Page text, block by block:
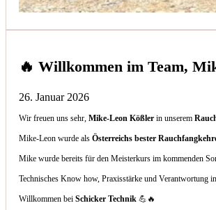
🔥 Willkommen im Team,
26. Januar 2026
Wir freuen uns sehr,Mike-Leon Kößler in unserem
Mike-Leon wurde alsÖsterreichs bester
Mike wurde bereits für den Meisterkurs im kommenden
Technisches Know how, Praxisstärke und Verantwortung
Willkommen beiSchicker Technik 💪🔥
Anruf, 3 Stunden später war
Thomas Gornix
aus unseren Google-Bewertungen
Nettes Team, und kompetente